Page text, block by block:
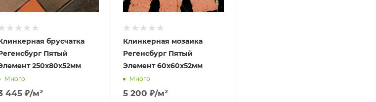
брусчатка
Пятый
250х80х52мм
Много
445 ₽/м²
Клинкерная мозаика
Регенсбург Пятый
Элемент 60x60x52мм
Много
5 200 ₽/м²